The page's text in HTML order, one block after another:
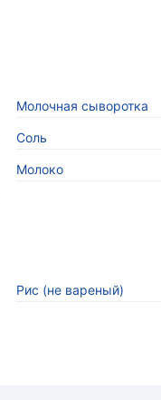
Молочная сыворотка
Соль
Молоко
Рис (не вареный)